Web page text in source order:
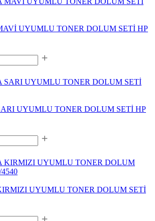
UYUMLU TONER DOLUM SETİ HP
UYUMLU TONER DOLUM SETİ HP
UYUMLU TONER DOLUM SETİ